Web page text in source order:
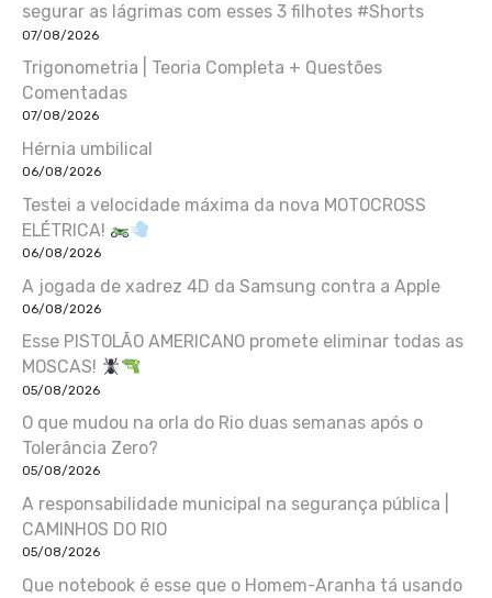
segurar as lágrimas com esses 3 filhotes #Shorts
07/08/2026
Trigonometria | Teoria Completa + Questões
Comentadas
07/08/2026
Hérnia umbilical
06/08/2026
Testei a velocidade máxima da nova MOTOCROSS
ELÉTRICA!
06/08/2026
A jogada de xadrez 4D da Samsung contra a Apple
06/08/2026
Esse PISTOLÃO AMERICANO promete eliminar todas as
MOSCAS!
05/08/2026
O que mudou na orla do Rio duas semanas após o
Tolerância Zero?
05/08/2026
A responsabilidade municipal na segurança pública |
CAMINHOS DO RIO
05/08/2026
Que notebook é esse que o Homem-Aranha tá usando